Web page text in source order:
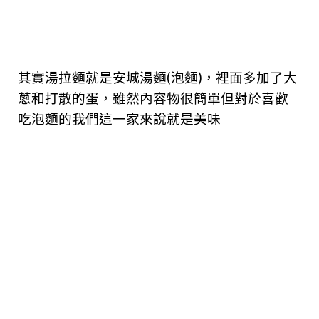
其實湯拉麵就是安城湯麵(泡麵)，裡面多加了大
蔥和打散的蛋，雖然內容物很簡單但對於喜歡
吃泡麵的我們這一家來說就是美味